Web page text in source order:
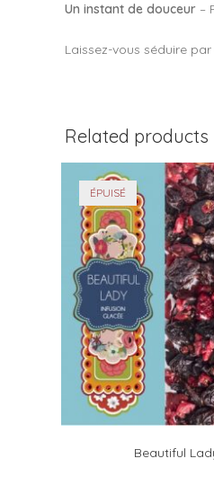
Un instant de douceur –
Laissez-vous séduire
Related products
ÉPUISÉ
Beautiful